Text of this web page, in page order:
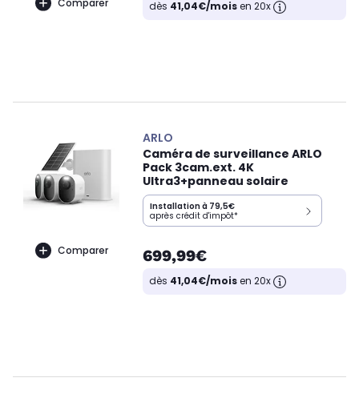
Comparer dès 41,04€/moisen 20x
Comparer
ARLO
Caméra de surveillance ARLO
Pack 3cam.ext. 4K
Ultra3+panneau solaire
Installation à 79,5€
après crédit d'impôt*
699,99€
dès 41,04€/moisen 20x